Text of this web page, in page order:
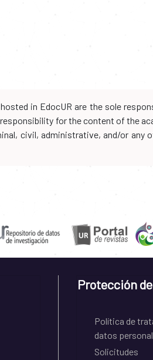
in EdocUR are the sole
for the content of the
civil, administrative, and/or
Protección
Política de
datos
Solicitudes